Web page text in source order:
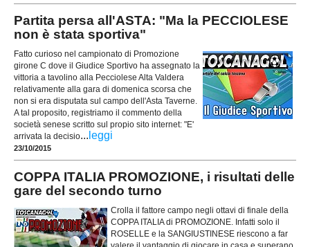
Partita persa all'ASTA: "Ma la PECCIOLESE
non è stata sportiva"
Fatto curioso nel campionato di Promozione
girone C dove il Giudice Sportivo ha assegnato la
vittoria a tavolino alla Pecciolese Alta Valdera
relativamente alla gara di domenica scorsa che
non si era disputata sul campo dell'Asta Taverne.
A tal proposito, registriamo il commento della
società senese scritto sul propio sito internet: "E'
arrivata la decisio... leggi
23/10/2015
COPPA ITALIA PROMOZIONE, i risultati delle
gare del secondo turno
Crolla il fattore campo negli ottavi di finale della
COPPA ITALIA di PROMOZIONE. Infatti solo il
ROSELLE e la SANGIUSTINESE riescono a far